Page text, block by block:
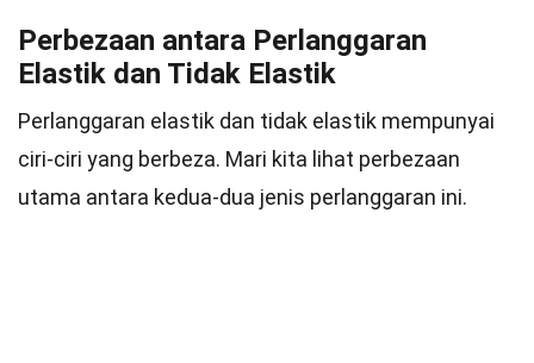
Perbezaan antara Perlanggaran
Elastik dan Tidak Elastik
Perlanggaran elastik dan tidak elastik mempunyai
ciri-ciri yang berbeza. Mari kita lihat perbezaan
utama antara kedua-dua jenis perlanggaran ini.